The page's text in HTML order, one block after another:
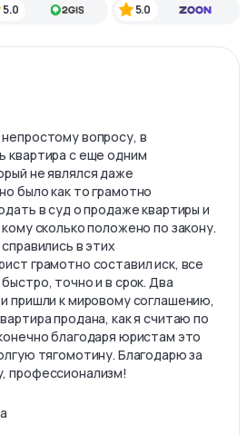
5.0 5.0
вопросу, в
квартира с еще одним
не являлся даже
было как то грамотно
в суд о продаже квартиры и
сколько положено по закону.
в этих
грамотно составил иск, все
точно и в срок. Два
пришли к мировому соглашению,
продана, как я считаю по
благодаря юристам это
тягомотину. Благодарю за
профессионализм!